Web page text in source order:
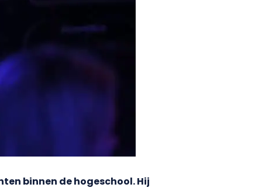
binnen de hogeschool. Hij